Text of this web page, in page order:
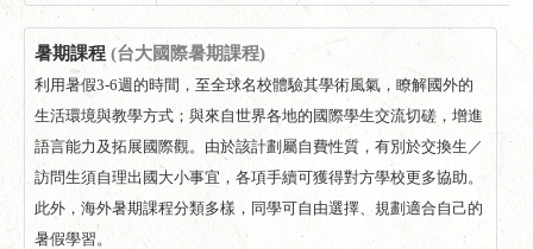
暑期課程 (台大國際暑期課程)
利用暑假3-6週的時間，至全球名校體驗其學術風氣，瞭解國外的
生活環境與教學方式；與來自世界各地的國際學生交流切磋，增進
語言能力及拓展國際觀。由於該計劃屬自費性質，有別於交換生／
訪問生須自理出國大小事宜，各項手續可獲得對方學校更多協助。
此外，海外暑期課程分類多樣，同學可自由選擇、規劃適合自己的
暑假學習。